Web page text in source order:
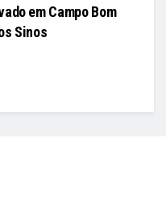
em Campo Bom
Sinos